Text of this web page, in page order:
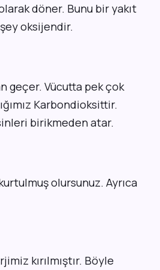
döner. Bunu bir yakıt
oksijendir.
geçer. Vücutta pek çok
Karbondioksittir.
birikmeden atar.
olursunuz. Ayrıca
kırılmıştır. Böyle